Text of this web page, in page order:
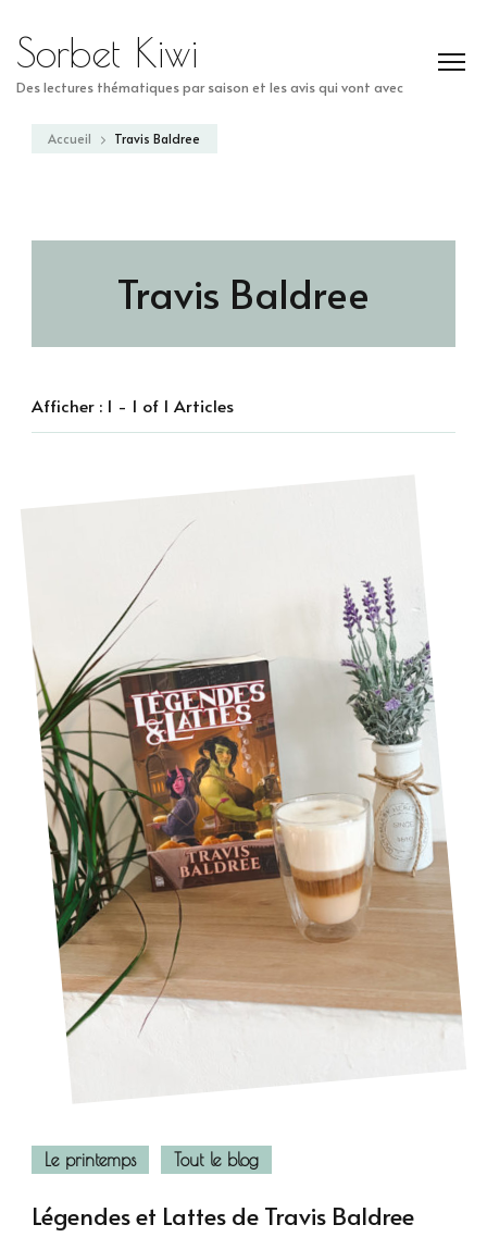
Sorbet Kiwi
Des lectures thématiques par saison et les avis qui vont avec
Accueil Travis Baldree
Travis Baldree
Afficher : 1 - 1 of 1 Articles
Le printemps Tout le blog
Légendes et Lattes de Travis Baldree